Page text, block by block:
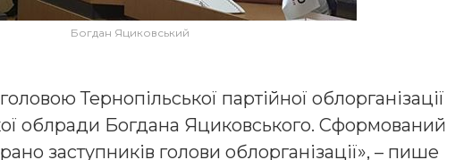
Богдан Яциковський
Тернопільської партійної облорганізації
облради Богдана Яциковського. Сформований
заступників голови облорганізації», – пише